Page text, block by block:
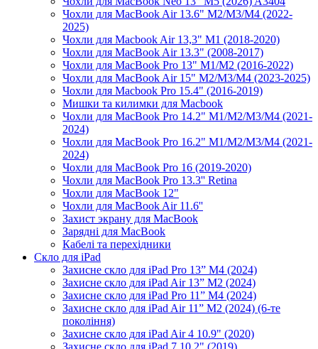
Чохли для MacBook Air 13.6" M2/M3/М4 (2022-
2025)
Чохли для Macbook Air 13,3" M1 (2018-2020)
Чохли для MacBook Air 13.3" (2008-2017)
Чохли для MacBook Pro 13" M1/M2 (2016-2022)
Чохли для MacBook Air 15" M2/M3/M4 (2023-2025)
Чохли для Macbook Pro 15.4" (2016-2019)
Мишки та килимки для Macbook
Чохли для MacBook Pro 14.2" M1/M2/M3/M4 (2021-
2024)
Чохли для MacBook Pro 16.2" M1/M2/M3/M4 (2021-
2024)
Чохли для MacBook Pro 16 (2019-2020)
Чохли для MacBook Pro 13.3'' Retina
Чохли для MacBook 12"
Чохли для MacBook Air 11.6''
Захист экрану для MacBook
Зарядні для MacBook
Кабелі та перехідники
Скло для iPad
Захисне скло для iPad Pro 13” M4 (2024)
Захисне скло для iPad Air 13” M2 (2024)
Захисне скло для iPad Pro 11” M4 (2024)
Захисне скло для iPad Air 11” M2 (2024) (6-те
покоління)
Захисне скло для iPad Air 4 10.9" (2020)
Захисне скло для iPad 7 10.2" (2019)